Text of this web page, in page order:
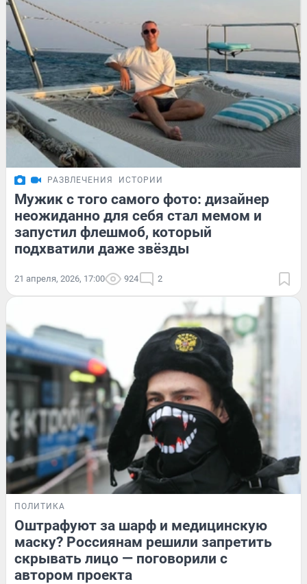
РАЗВЛЕЧЕНИЯ ИСТОРИИ
Мужик с того самого фото: дизайнер
неожиданно для себя стал мемом и
запустил флешмоб, который
подхватили даже звёзды
21 апреля, 2026, 17:00 924 2
ПОЛИТИКА
Оштрафуют за шарф и медицинскую
маску? Россиянам решили запретить
скрывать лицо — поговорили с
автором проекта